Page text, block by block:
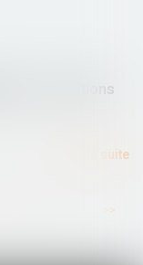
: conditions
Lire la suite
>>